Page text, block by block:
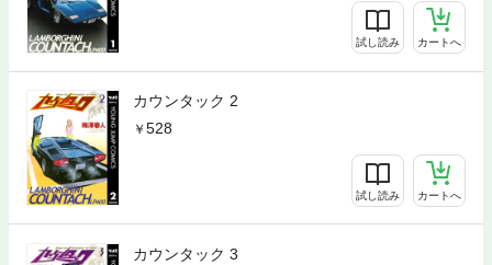
試し読み カートへ
カウンタック 2
528
試し読み カートへ
カウンタック 3